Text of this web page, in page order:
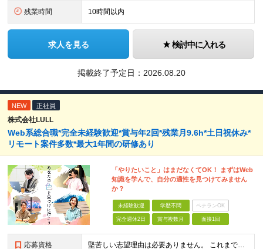
残業時間 10時間以内
求人を見る 検討中に入れる
掲載終了予定日： 2026.08.20
NEW 正社員
株式会社LULL
Web系総合職*完全未経験歓迎*賞与年2回*残業月9.6h*土日祝休み*
リモート案件多数*最大1年間の研修あり
「やりたいこと」はまだなくてOK！ まずはWeb
知識を学んで、自分の適性を見つけてみません
か？
未経験歓迎 学歴不問 ベテランOK
完全週休2日 賞与複数月 面接1回
応募資格 堅苦しい志望理由は必要ありません。 これまでの経験や経歴よりも、私たちは“これから”を重視します。 ★学歴・経歴不問 ★完全未経験OK ★社会人デビュー歓迎 ★第二新卒OK ＼当てはまる方はぜひご